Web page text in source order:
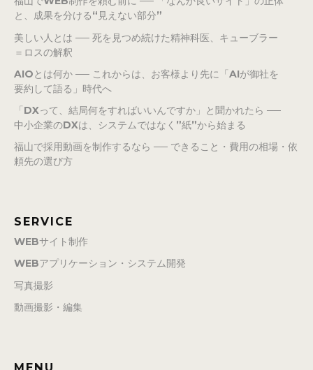
と、成果を分ける“見えない部分”
美しい人とは ── 死を見つめ続けた精神科医、キューブラー
＝ロスの解釈
AIOとは何か ── これからは、お客様より先に「AIが御社を
要約して語る」時代へ
「DXって、結局何をすればいいんですか」と聞かれたら ──
中小企業のDXは、システムではなく”紙”から始まる
福山で採用動画を制作するなら ── できること・費用の相場・依
頼先の選び方
SERVICE
WEBサイト制作
WEBアプリケーション・システム開発
写真撮影
動画撮影・編集
MENU